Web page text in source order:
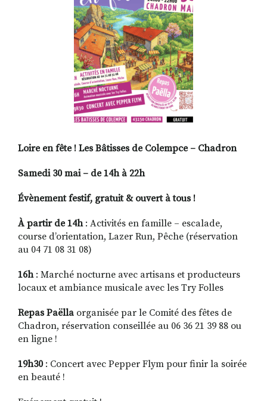
Loire en fête ! Les Bâtisses de Colempce – Chadron
Samedi 30 mai – de 14h à 22h
Évènement festif, gratuit & ouvert à tous !
À partir de 14h: Activités en famille – escalade,
course d’orientation, Lazer Run, Pêche (réservation
au 04 71 08 31 08)
16h: Marché nocturne avec artisans et producteurs
locaux et ambiance musicale avec les Try Folles
Repas Paëlla organisée par le Comité des fêtes de
Chadron, réservation conseillée au 06 36 21 39 88 ou
en ligne !
19h30: Concert avec Pepper Flym pour finir la soirée
en beauté !